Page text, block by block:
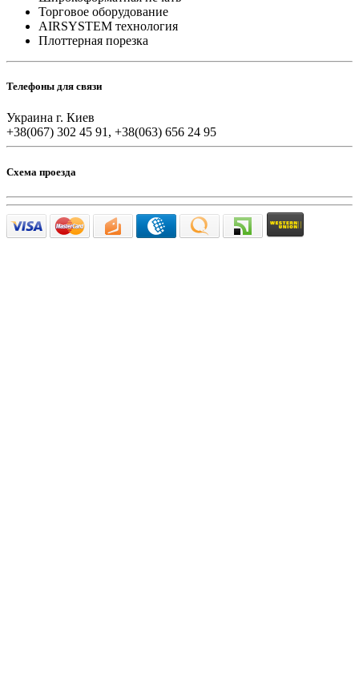
Торговое оборудование
AIRSYSTEM технология
Плоттерная порезка
Телефоны для связи
Украина г. Киев
+38(067) 302 45 91, +38(063) 656 24 95
Схема проезда